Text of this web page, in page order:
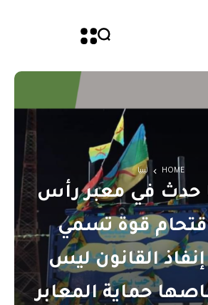
HOME ليبيا
حدث في معبر رأس
قوة تسمي
القانون ليس
حماية المعابر